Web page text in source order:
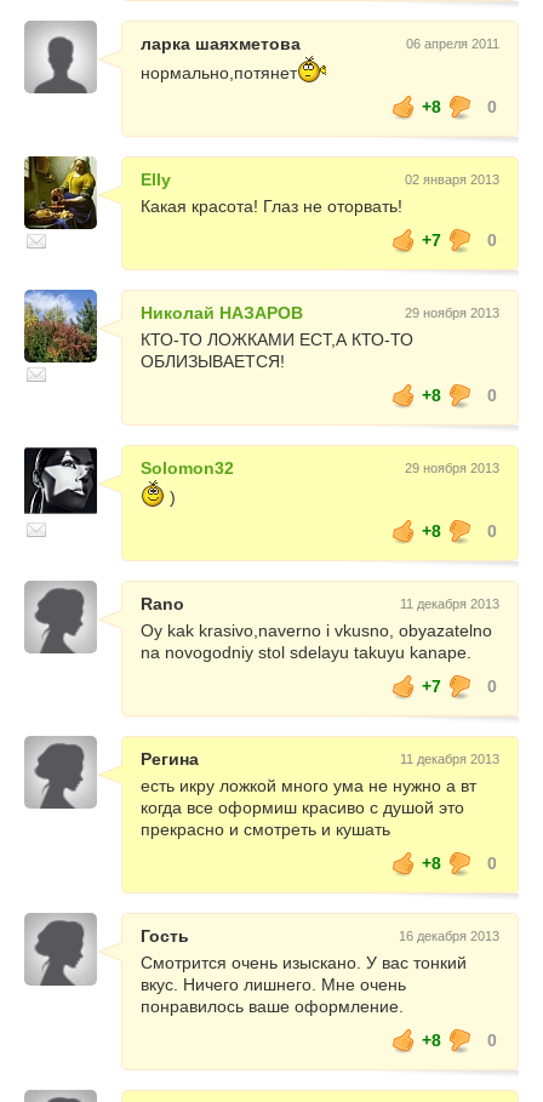
ларка шаяхметова 06 апреля 2011
нормально,потянет
+8
0
Elly 02 января 2013
Какая красота! Глаз не оторвать!
+7
0
Николай НАЗАРОВ 29 ноября 2013
КТО-ТО ЛОЖКАМИ ЕСТ,А КТО-ТО
ОБЛИЗЫВАЕТСЯ!
+8
0
Solomon32 29 ноября 2013
)
+8
0
Rano 11 декабря 2013
Oy kak krasivo,naverno i vkusno, obyazatelno
na novogodniy stol sdelayu takuyu kanape.
+7
0
Регина 11 декабря 2013
есть икру ложкой много ума не нужно а вт
когда все оформиш красиво с душой это
прекрасно и смотреть и кушать
+8
0
Гость 16 декабря 2013
Смотрится очень изыскано. У вас тонкий
вкус. Ничего лишнего. Мне очень
понравилось ваше оформление.
+8
0